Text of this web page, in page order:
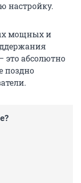
настройку.
мощных и
это абсолютно
поздно